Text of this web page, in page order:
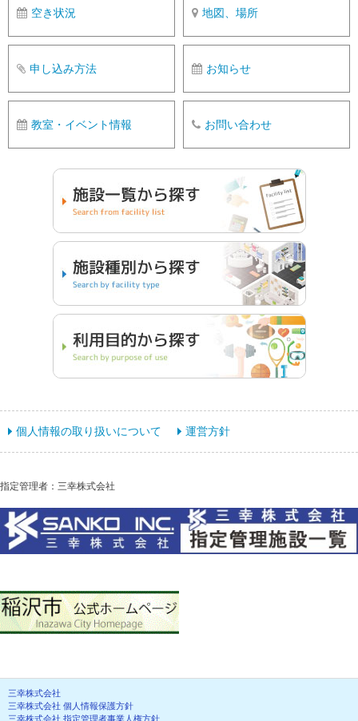
空き状況 地図、場所
申し込み方法 お知らせ
教室・イベント情報 お問い合わせ
個人情報の取り扱いについて 運営方針
指定管理者：三幸株式会社